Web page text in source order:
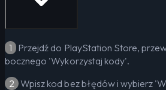
1 Przejdź do PlayStation Store,
bocznego 'Wykorzystaj kody'.
2 Wpisz kod bez błędów i wybierz